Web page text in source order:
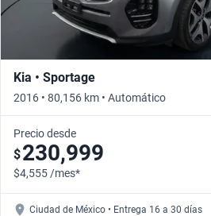
Kia • Sportage
2016 • 80,156 km • Automático
Precio desde
$230,999
$4,555 /mes*
Ciudad de México • Entrega 16 a 30 días